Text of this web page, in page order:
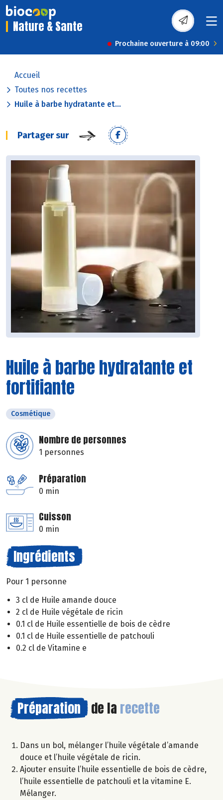
Nature & Sante
Prochaine ouverture à 09:00
Accueil
Toutes nos recettes
Huile à barbe hydratante et...
Partager sur
Huile à barbe hydratante et
fortifiante
Cosmétique
Nombre de personnes
1 personnes
Préparation
0 min
Cuisson
0 min
Ingrédients
Pour 1 personne
3 cl de Huile amande douce
2 cl de Huile végétale de ricin
0.1 cl de Huile essentielle de bois de cèdre
0.1 cl de Huile essentielle de patchouli
0.2 cl de Vitamine e
Préparation de la recette
Dans un bol, mélanger l’huile végétale d’amande
douce et l’huile végétale de ricin.
Ajouter ensuite l’huile essentielle de bois de cèdre,
l’huile essentielle de patchouli et la vitamine E.
Mélanger.